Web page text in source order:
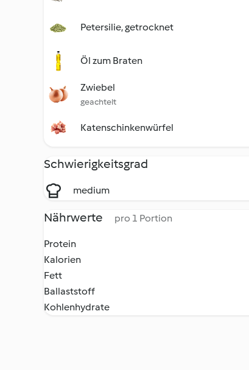
Petersilie, getrocknet
Öl zum Braten
Zwiebel
geachtelt
Katenschinkenwürfel
Schwierigkeitsgrad
medium
Nährwerte pro 1 Portion
Protein
Kalorien
Fett
Ballaststoff
Kohlenhydrate